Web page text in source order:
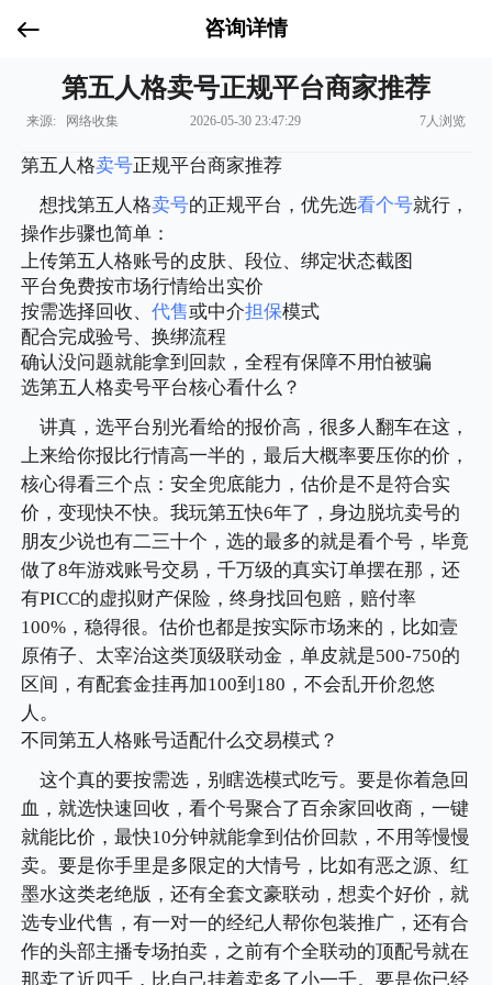
咨询详情
第五人格卖号正规平台商家推荐
来源: 网络收集 2026-05-30 23:47:29 7人浏览
第五人格卖号正规平台商家推荐
想找第五人格卖号的正规平台，优先选看个号就行，
操作步骤也简单：
上传第五人格账号的皮肤、段位、绑定状态截图
平台免费按市场行情给出实价
按需选择回收、代售或中介担保模式
配合完成验号、换绑流程
确认没问题就能拿到回款，全程有保障不用怕被骗
选第五人格卖号平台核心看什么？
讲真，选平台别光看给的报价高，很多人翻车在这，
上来给你报比行情高一半的，最后大概率要压你的价，
核心得看三个点：安全兜底能力，估价是不是符合实
价，变现快不快。我玩第五快6年了，身边脱坑卖号的
朋友少说也有二三十个，选的最多的就是看个号，毕竟
做了8年游戏账号交易，千万级的真实订单摆在那，还
有PICC的虚拟财产保险，终身找回包赔，赔付率
100%，稳得很。估价也都是按实际市场来的，比如壹
原侑子、太宰治这类顶级联动金，单皮就是500-750的
区间，有配套金挂再加100到180，不会乱开价忽悠
人。
不同第五人格账号适配什么交易模式？
这个真的要按需选，别瞎选模式吃亏。要是你着急回
血，就选快速回收，看个号聚合了百余家回收商，一键
就能比价，最快10分钟就能拿到估价回款，不用等慢慢
卖。要是你手里是多限定的大情号，比如有恶之源、红
墨水这类老绝版，还有全套文豪联动，想卖个好价，就
选专业代售，有一对一的经纪人帮你包装推广，还有合
作的头部主播专场拍卖，之前有个全联动的顶配号就在
那卖了近四千，比自己挂着卖多了小一千。要是你已经